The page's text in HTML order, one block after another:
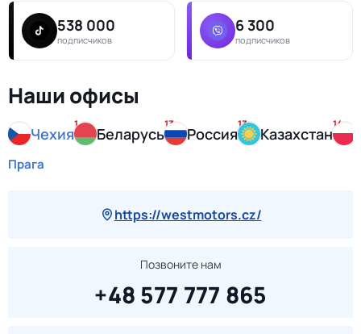
538 000
подписчиков
6 300
подписчиков
Наши офисы
Чехия
1
Беларусь
13
Россия
13
Казахстан
14
Прага
https://westmotors.cz/
Позвоните нам
+48 577 777 865